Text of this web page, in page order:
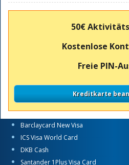
50€
Kostenlose
Freie PIN-
Barclaycard New Visa
ICS Visa World Card
DKB Cash
Santander 1Plus Visa Card